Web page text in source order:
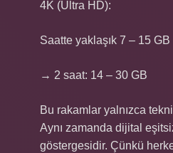
4K (Ultra HD):
Saatte yaklaşık 7 – 15 GB
→ 2 saat: 14 – 30 GB
Bu rakamlar yalnızca
Aynı zamanda dijital
göstergesidir. Çünkü